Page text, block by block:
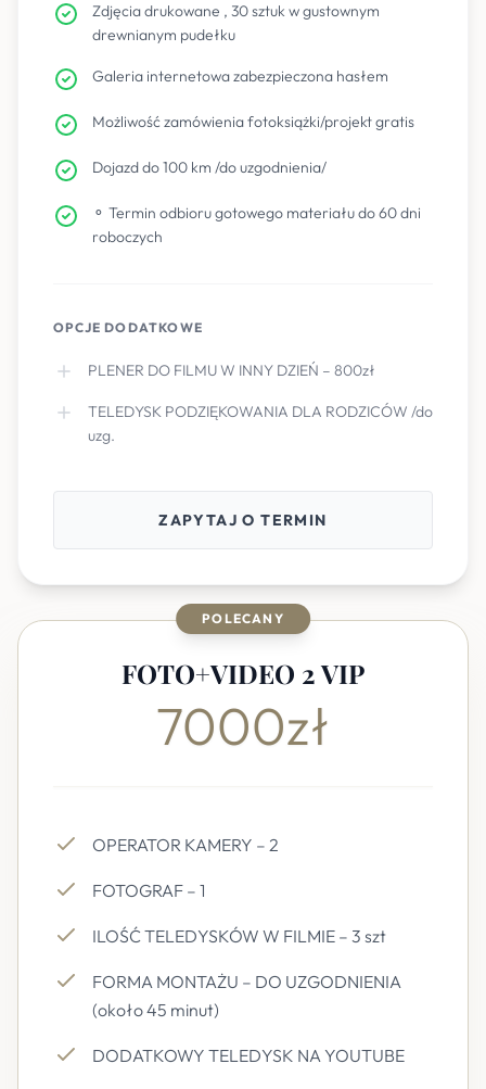
Zdjęcia drukowane , 30 sztuk w gustownym
drewnianym pudełku
Galeria internetowa zabezpieczona hasłem
Możliwość zamówienia fotoksiążki/projekt gratis
Dojazd do 100 km /do uzgodnienia/
⚬ Termin odbioru gotowego materiału do 60 dni
roboczych
OPCJE DODATKOWE
PLENER DO FILMU W INNY DZIEŃ – 800zł
TELEDYSK PODZIĘKOWANIA DLA RODZICÓW /do
uzg.
ZAPYTAJ O TERMIN
POLECANY
FOTO+VIDEO 2 VIP
7000zł
OPERATOR KAMERY – 2
FOTOGRAF – 1
ILOŚĆ TELEDYSKÓW W FILMIE – 3 szt
FORMA MONTAŻU – DO UZGODNIENIA
(około 45 minut)
DODATKOWY TELEDYSK NA YOUTUBE